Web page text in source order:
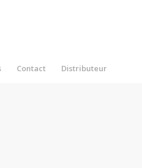
Contact Distributeur